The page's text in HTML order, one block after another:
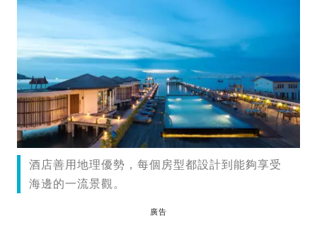
酒店善用地理優勢，每個房型都設計到能夠享受
海邊的一流景觀。
廣告